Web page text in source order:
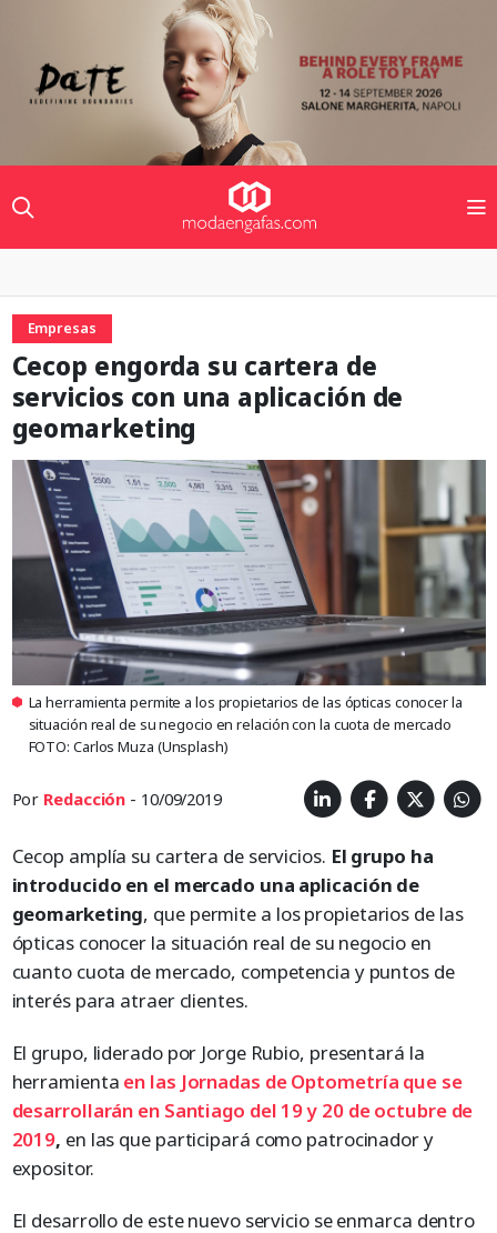
Empresas
Cecop engorda su cartera de
servicios con una aplicación de
geomarketing
La herramienta permite a los propietarios de las ópticas conocer la
situación real de su negocio en relación con la cuota de mercado
FOTO: Carlos Muza (Unsplash)
Por Redacción - 10/09/2019
Cecop amplía su cartera de servicios. El grupo ha
introducido en el mercado una aplicación de
geomarketing, que permite a los propietarios de las
ópticas conocer la situación real de su negocio en
cuanto cuota de mercado, competencia y puntos de
interés para atraer clientes.
El grupo, liderado por Jorge Rubio, presentará la
herramienta en las Jornadas de Optometría que se
desarrollarán en Santiago del 19 y 20 de octubre de
2019, en las que participará como patrocinador y
expositor.
El desarrollo de este nuevo servicio se enmarca dentro